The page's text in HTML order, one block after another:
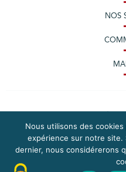
NOS
Nous utilisons des
expérience sur notre site.
dernier, nous considérerons